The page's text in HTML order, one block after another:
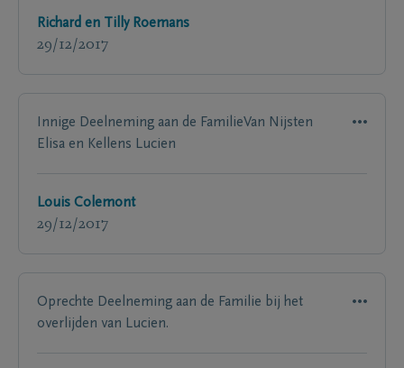
Richard en Tilly Roemans
29/12/2017
Innige Deelneming aan de FamilieVan Nijsten
Elisa en Kellens Lucien
Louis Colemont
29/12/2017
Oprechte Deelneming aan de Familie bij het
overlijden van Lucien.